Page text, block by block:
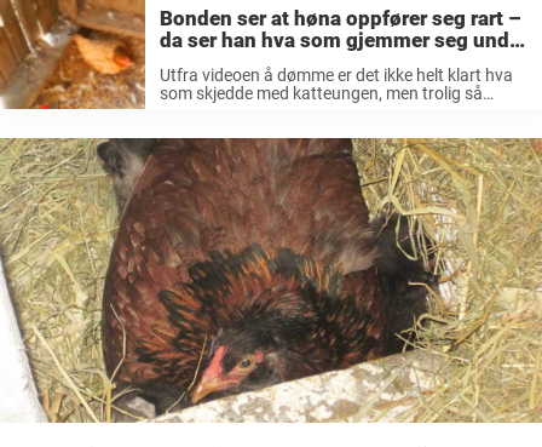
Bonden ser at høna oppfører seg rart –
da ser han hva som gjemmer seg under
henne
Utfra videoen å dømme er det ikke helt klart hva
som skjedde med katteungen, men trolig så